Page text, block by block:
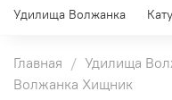
Удилища Волжанка
Главная Удилища
Волжанка Хищник